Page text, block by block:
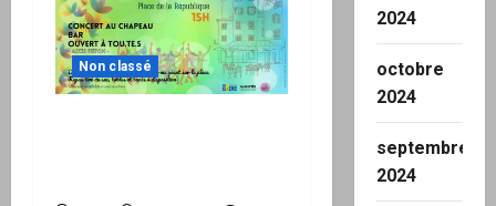
Non classé
2024
octobre
2024
septembre
2024